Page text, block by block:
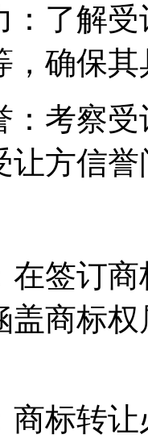
：了解
，确保
：考察
让方信
在签订
盖商标
商标转